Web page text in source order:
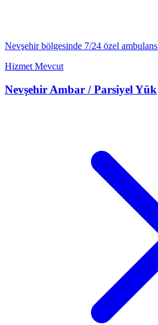
Nevşehirbölgesinde 7/24 özel ambulans
Hizmet Mevcut
Nevşehir Ambar / Parsiyel Yük